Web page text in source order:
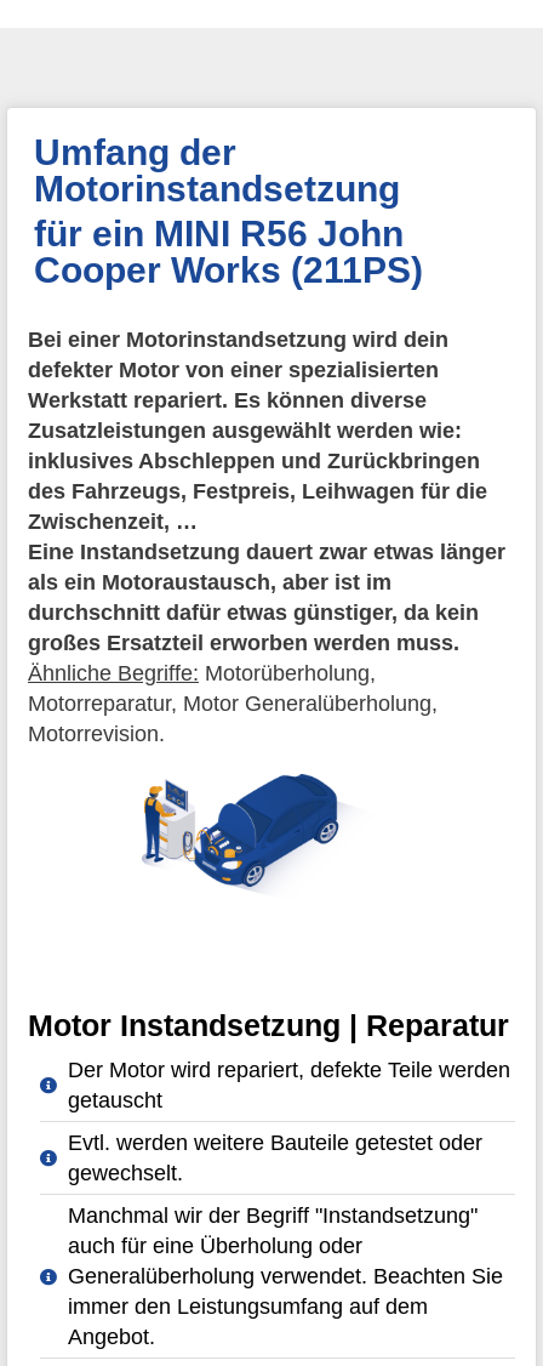
Umfang der
Motorinstandsetzung
für ein MINI R56 John
Cooper Works (211PS)
Bei einer Motorinstandsetzung wird dein
defekter Motor von einer spezialisierten
Werkstatt repariert. Es können diverse
Zusatzleistungen ausgewählt werden wie:
inklusives Abschleppen und Zurückbringen
des Fahrzeugs, Festpreis, Leihwagen für die
Zwischenzeit, …
Eine Instandsetzung dauert zwar etwas länger
als ein Motoraustausch, aber ist im
durchschnitt dafür etwas günstiger, da kein
großes Ersatzteil erworben werden muss.
Ähnliche Begriffe: Motorüberholung,
Motorreparatur, Motor Generalüberholung,
Motorrevision.
Motor Instandsetzung | Reparatur
Der Motor wird repariert, defekte Teile werden
getauscht
Evtl. werden weitere Bauteile getestet oder
gewechselt.
Manchmal wir der Begriff "Instandsetzung"
auch für eine Überholung oder
Generalüberholung verwendet. Beachten Sie
immer den Leistungsumfang auf dem
Angebot.